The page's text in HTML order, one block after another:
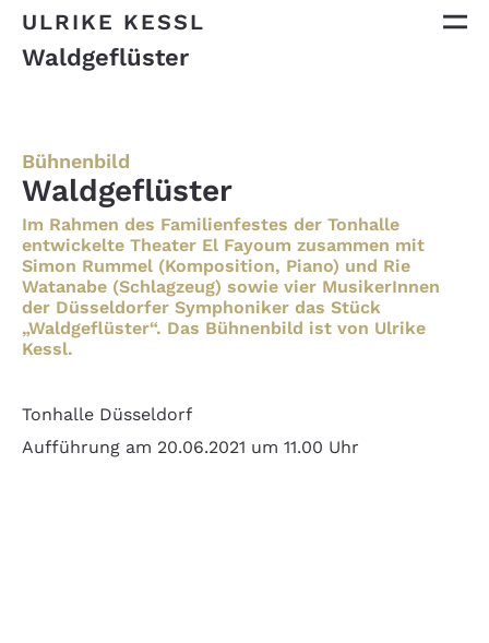
ULRIKE KESSL
Waldgeflüster
Bühnenbild
Waldgeflüster
Im Rahmen des Familienfestes der Tonhalle
entwickelte Theater El Fayoum zusammen mit
Simon Rummel (Komposition, Piano) und Rie
Watanabe (Schlagzeug) sowie vier MusikerInnen
der Düsseldorfer Symphoniker das Stück
„Waldgeflüster“. Das Bühnenbild ist von Ulrike
Kessl.
Tonhalle Düsseldorf
Aufführung am 20.06.2021 um 11.00 Uhr